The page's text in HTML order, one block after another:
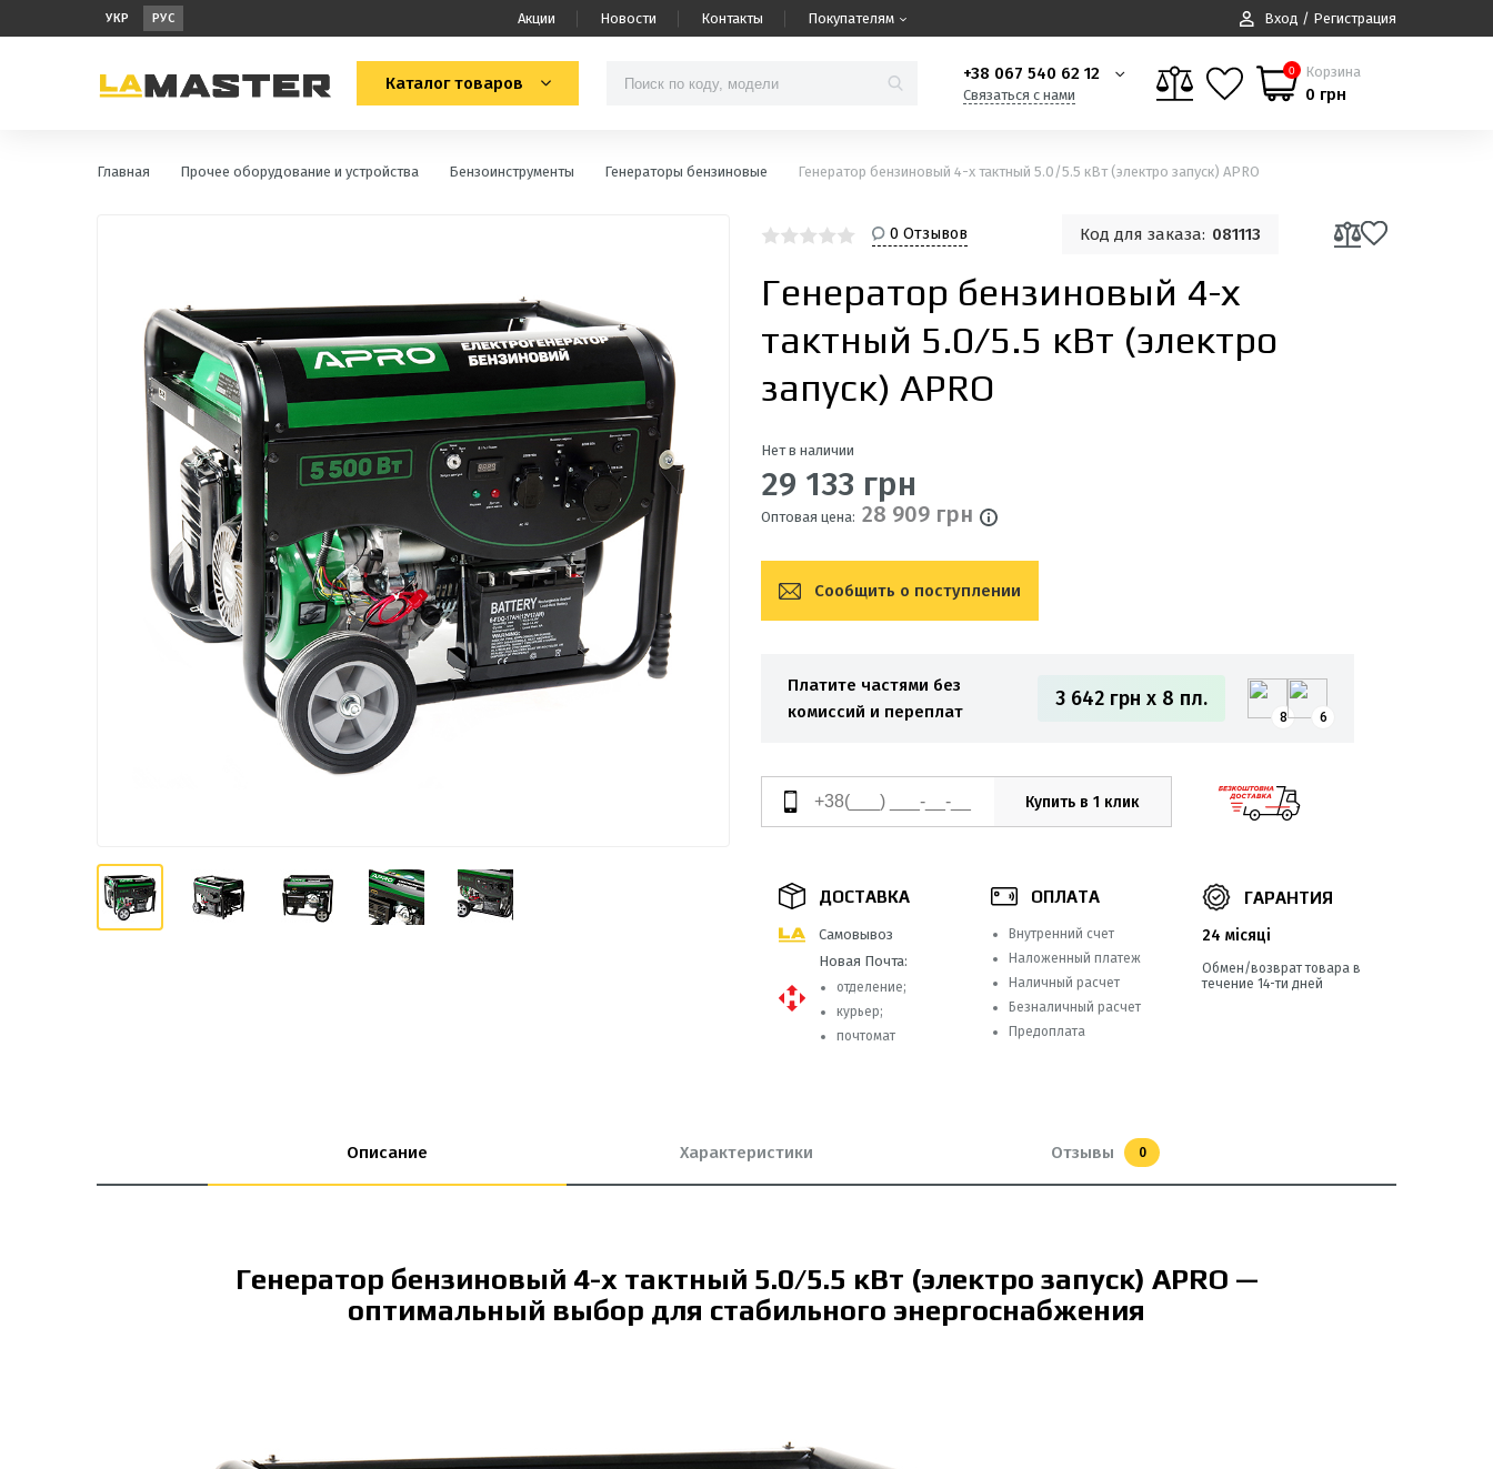
УКР РУС Акции Новости Контакты Покупателям Вход / Регистрация
Каталог товаров
+38 067 540 62 12
Связаться с нами
0 Корзина
0 грн
Главная Прочее оборудование и устройства Бензоинструменты Генераторы бензиновые Генератор бензиновый 4-х тактный 5.0/5.5 кВт (электро запуск) APRO
0 Отзывов Код для заказа: 081113
Генератор бензиновый 4-х
тактный 5.0/5.5 кВт (электро
запуск) APRO
Нет в наличии
29 133 грн
Оптовая цена: 28 909 грн
Сообщить о поступлении
Платите частями без
комиссий и переплат
3 642 грн x 8 пл.
8 6
Купить в 1 клик
ДОСТАВКА
Самовывоз
Новая Почта:
отделение;
курьер;
почтомат
ОПЛАТА
Внутренний счет
Наложенный платеж
Наличный расчет
Безналичный расчет
Предоплата
ГАРАНТИЯ
24 місяці
Обмен/возврат товара в
течение 14-ти дней
Описание Характеристики Отзывы 0
Генератор бензиновый 4-х тактный 5.0/5.5 кВт (электро запуск) APRO —
оптимальный выбор для стабильного энергоснабжения